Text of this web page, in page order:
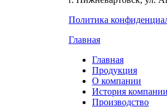
Политика
Главная
Главная
Продукция
О компании
История компании
Производство